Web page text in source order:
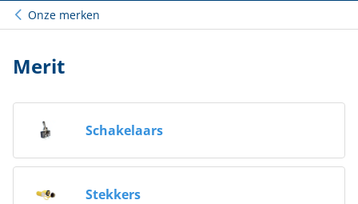
Onze merken
Merit
Schakelaars
Stekkers